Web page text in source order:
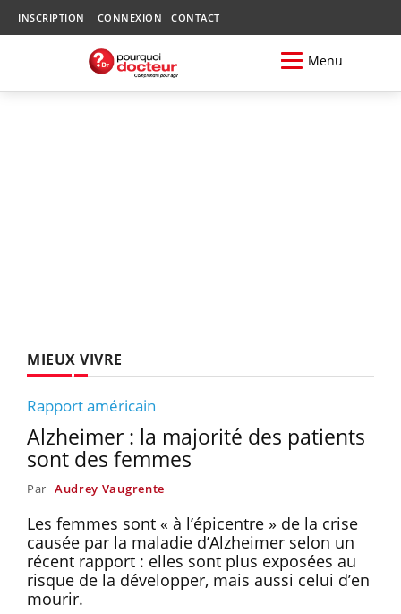
INSCRIPTION CONNEXION CONTACT
Menu
MIEUX VIVRE
Rapport américain
Alzheimer : la majorité des patients
sont des femmes
Par Audrey Vaugrente
Les femmes sont « à l’épicentre » de la crise
causée par la maladie d’Alzheimer selon un
récent rapport : elles sont plus exposées au
risque de la développer, mais aussi celui d’en
mourir.